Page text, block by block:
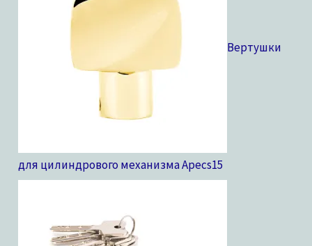
Вертушки
для цилиндрового механизма Apecs15